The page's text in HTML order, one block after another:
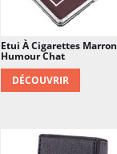
Etui À Cigarettes Marron
Humour Chat
DÉCOUVRIR